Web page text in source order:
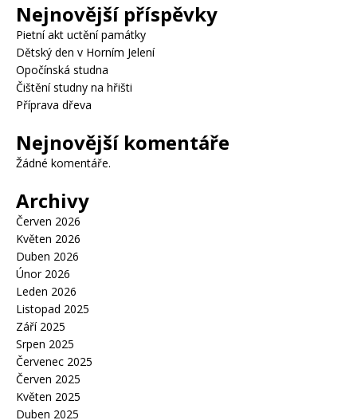
Nejnovější příspěvky
Pietní akt uctění památky
Dětský den v Horním Jelení
Opočínská studna
Čištění studny na hřišti
Příprava dřeva
Nejnovější komentáře
Žádné komentáře.
Archivy
Červen 2026
Květen 2026
Duben 2026
Únor 2026
Leden 2026
Listopad 2025
Září 2025
Srpen 2025
Červenec 2025
Červen 2025
Květen 2025
Duben 2025